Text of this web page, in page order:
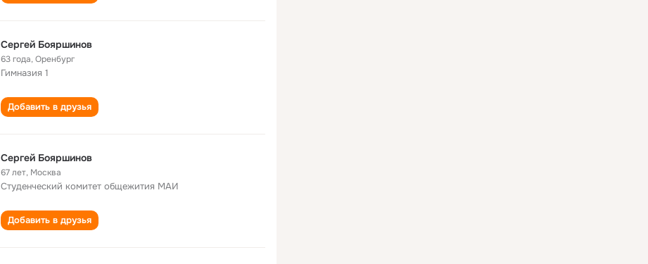
Сергей Бояршинов
63 года,Оренбург
Гимназия 1
Добавить в друзья
Сергей Бояршинов
67 лет, Москва
Студенческий комитет общежития МАИ
Добавить в друзья